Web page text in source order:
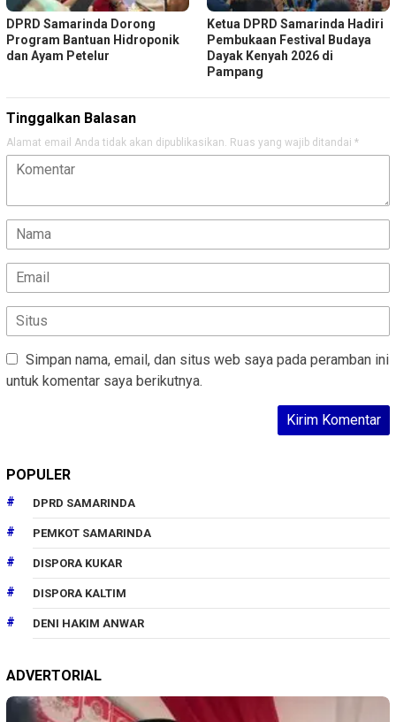
DPRD Samarinda Dorong
Program Bantuan Hidroponik
dan Ayam Petelur
Ketua DPRD Samarinda Hadiri
Pembukaan Festival Budaya
Dayak Kenyah 2026 di
Pampang
Tinggalkan Balasan
Alamat email Anda tidak akan dipublikasikan. Ruas yang wajib ditandai *
Simpan nama, email, dan situs web saya pada peramban ini
untuk komentar saya berikutnya.
POPULER
DPRD SAMARINDA
PEMKOT SAMARINDA
DISPORA KUKAR
DISPORA KALTIM
DENI HAKIM ANWAR
ADVERTORIAL